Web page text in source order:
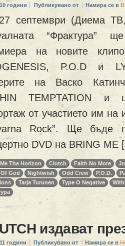
години Публикувано от Намира се в
септември (Диема
“Фрактура”
на новите
P.O.D и
на Васко
TEMPTATION и
от участието им на
Rock”. Ще бъде
DVD на BRING
The Horizon Clutch Faith No More
God
Nightwish Odd Crew P.O.D.
Tarja Turunen Type O Negative
издават
години Публикувано от Намира се в